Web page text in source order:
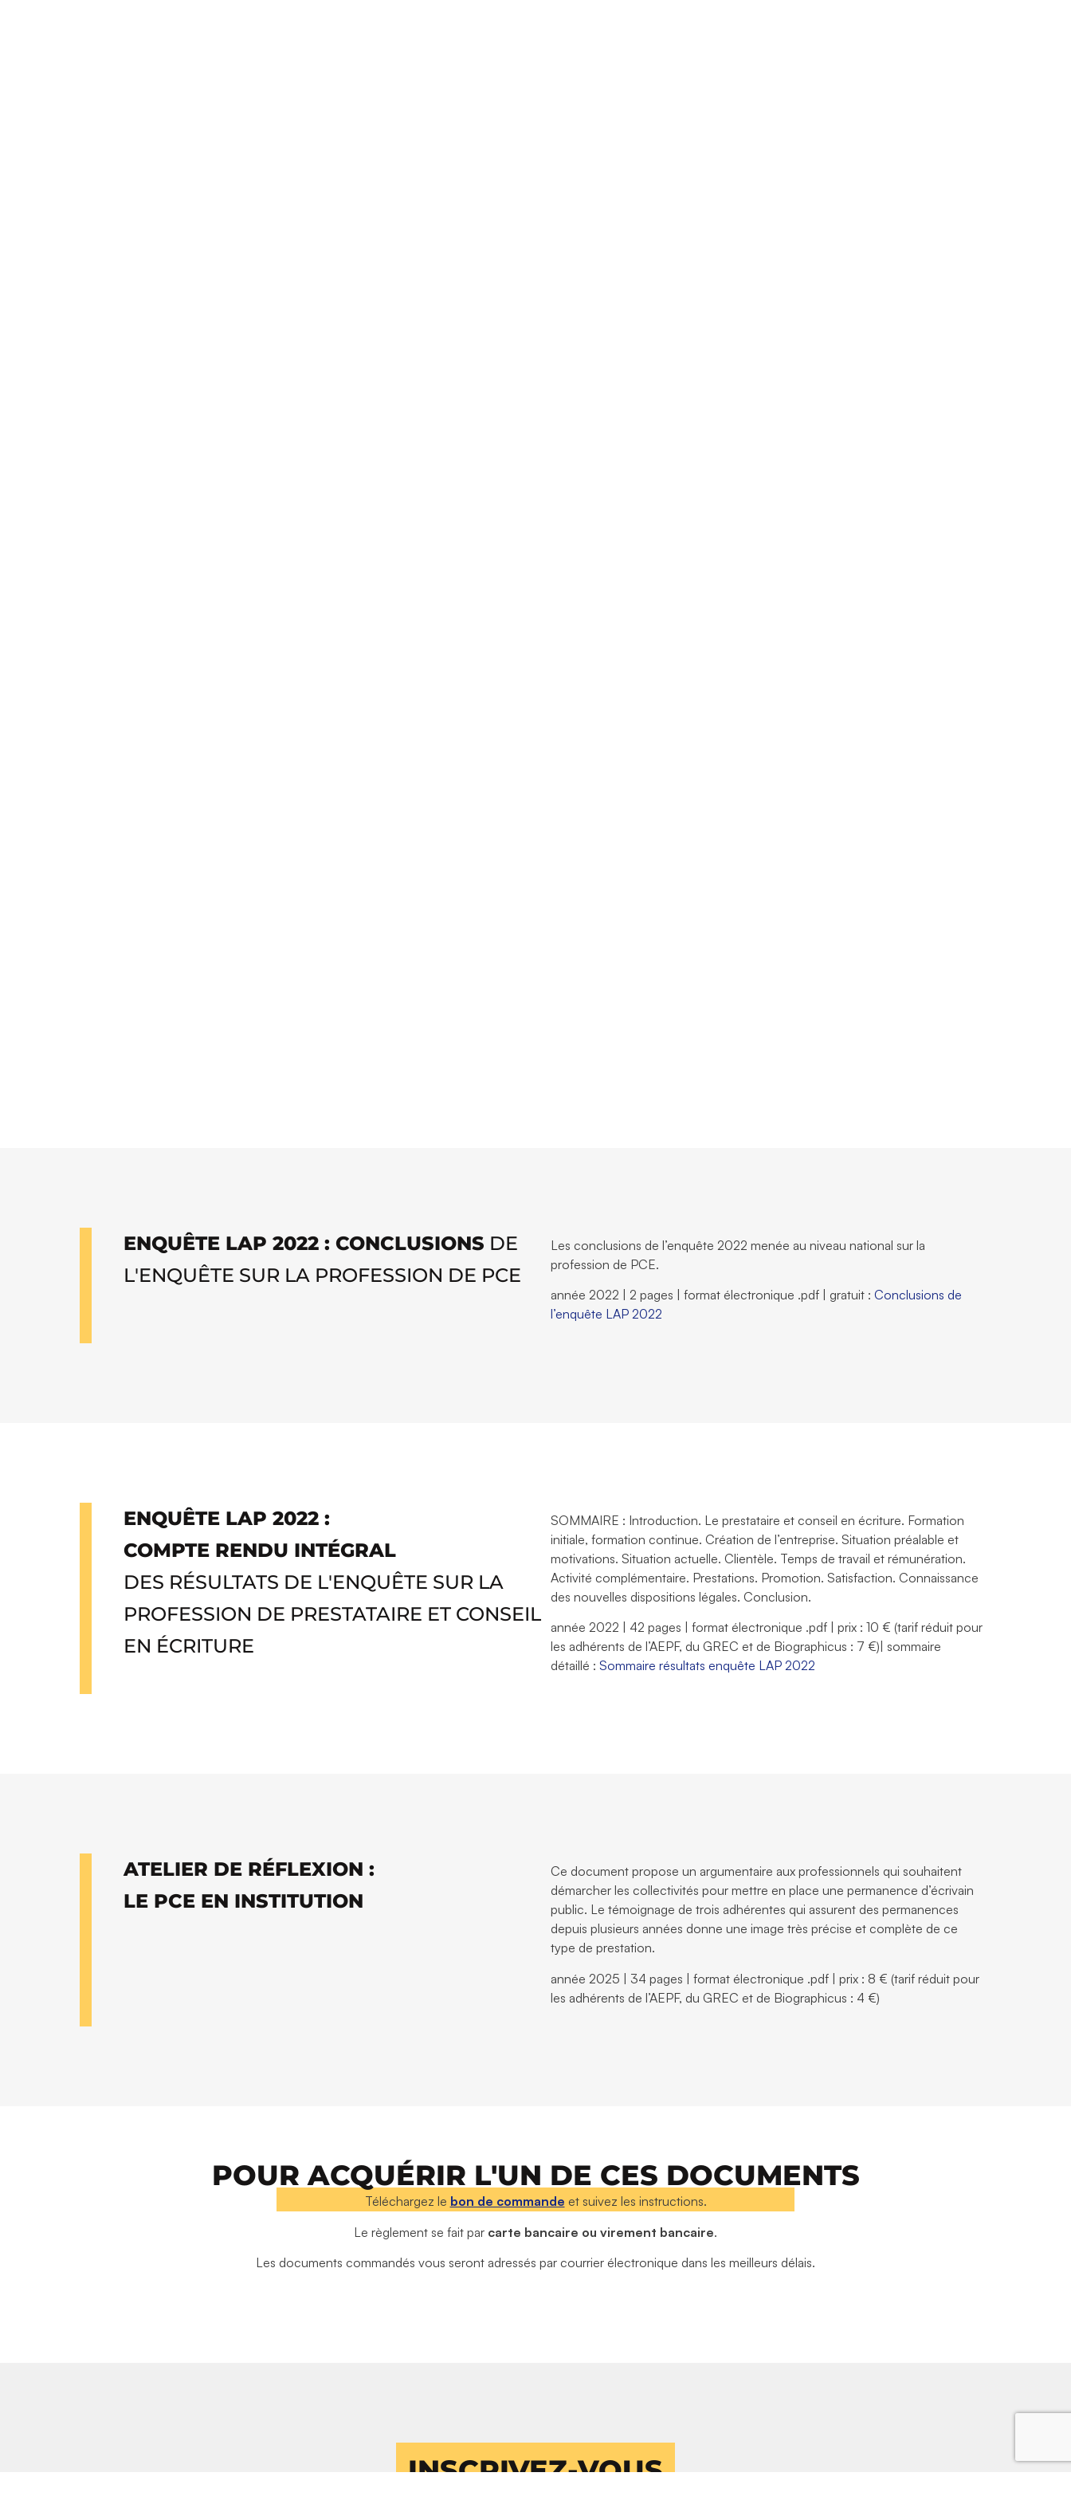
ENQUÊTE LAP 2022 : CONCLUSIONS DE
L'ENQUÊTE SUR LA PROFESSION DE PCE
Les conclusions de l’enquête 2022 menée au niveau national sur la
profession de PCE.
année 2022 | 2 pages | format électronique .pdf | gratuit :Conclusions de
l’enquête LAP 2022
ENQUÊTE LAP 2022 :
COMPTE RENDU INTÉGRAL
DES RÉSULTATS DE L'ENQUÊTE SUR LA
PROFESSION DE PRESTATAIRE ET CONSEIL
EN ÉCRITURE
SOMMAIRE : Introduction. Le prestataire et conseil en écriture. Formation
initiale, formation continue. Création de l’entreprise. Situation préalable et
motivations. Situation actuelle. Clientèle. Temps de travail et rémunération.
Activité complémentaire. Prestations. Promotion. Satisfaction. Connaissance
des nouvelles dispositions légales. Conclusion.
année 2022 | 42 pages | format électronique .pdf | prix : 10 € (tarif réduit pour
les adhérents de l’AEPF, du GREC et de Biographicus : 7 €)| sommaire
détaillé :Sommaire résultats enquête LAP 2022
ATELIER DE RÉFLEXION :
LE PCE EN INSTITUTION
Ce document propose un argumentaire aux professionnels qui souhaitent
démarcher les collectivités pour mettre en place une permanence d’écrivain
public. Le témoignage de trois adhérentes qui assurent des permanences
depuis plusieurs années donne une image très précise et complète de ce
type de prestation.
année 2025 | 34 pages | format électronique .pdf | prix : 8 € (tarif réduit pour
les adhérents de l’AEPF, du GREC et de Biographicus : 4 €)
POUR ACQUÉRIR L'UN DE CES DOCUMENTS
Téléchargez le bon de commande et suivez les instructions.
Le règlement se fait par carte bancaire ou virement bancaire.
Les documents commandés vous seront adressés par courrier électronique dans les meilleurs délais.
INSCRIVEZ-VOUS